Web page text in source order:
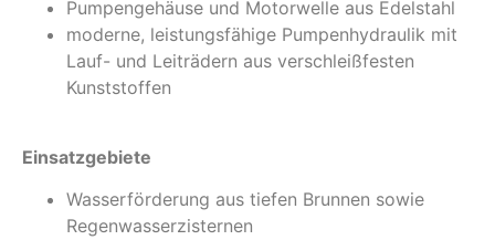
Pumpengehäuse und Motorwelle aus Edelstahl
moderne, leistungsfähige Pumpenhydraulik mit
Lauf- und Leiträdern aus verschleißfesten
Kunststoffen
Einsatzgebiete
Wasserförderung aus tiefen Brunnen sowie
Regenwasserzisternen